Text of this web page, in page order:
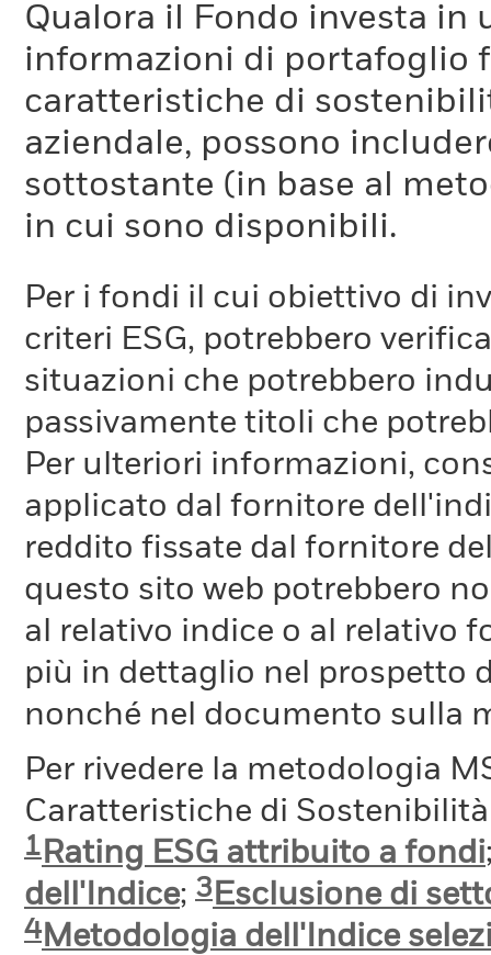
Qualora il Fondo investa in
informazioni di portafoglio
caratteristiche di
aziendale, possono
sottostante (in base al
in cui sono disponibili.
Per i fondi il cui obiettivo di
criteri ESG, potrebbero
situazioni che potrebbero
passivamente titoli che
Per ulteriori informazioni,
applicato dal fornitore
reddito fissate dal fornitore
questo sito web potrebbero
al relativo indice o al relativo
più in dettaglio nel prospetto
nonché nel documento sulla
Per rivedere la metodologia
Caratteristiche di
1Rating ESG attribuito a fondi
dell'Indice; 3Esclusione di
4Metodologia dell'Indice